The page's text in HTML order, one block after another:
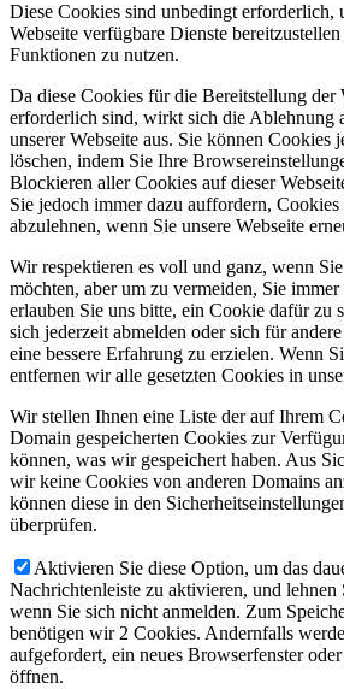
Diese Cookies sind unbedingt erforderlich,
Webseite verfügbare Dienste
Funktionen zu nutzen.
Da diese Cookies für die Bereitstellung der
erforderlich sind, wirkt sich die Ablehnung
unserer Webseite aus. Sie können Cookies
löschen, indem Sie Ihre
Blockieren aller Cookies auf dieser
Sie jedoch immer dazu auffordern, Cookies
abzulehnen, wenn Sie unsere Webseite
Wir respektieren es voll und ganz, wenn
möchten, aber um zu vermeiden, Sie
erlauben Sie uns bitte, ein Cookie dafür zu
sich jederzeit abmelden oder sich für
eine bessere Erfahrung zu erzielen. Wenn
entfernen wir alle gesetzten Cookies in
Wir stellen Ihnen eine Liste der auf Ihrem
Domain gespeicherten Cookies zur
können, was wir gespeichert haben. Aus
wir keine Cookies von anderen Domains
können diese in den
überprüfen.
Aktivieren Sie diese Option, um das
Nachrichtenleiste zu aktivieren, und lehnen
wenn Sie sich nicht anmelden. Zum
benötigen wir 2 Cookies. Andernfalls
aufgefordert, ein neues Browserfenster
öffnen.